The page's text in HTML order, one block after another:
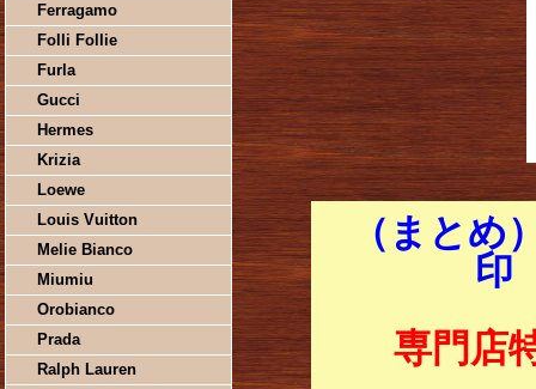
Ferragamo
Folli Follie
Furla
Gucci
Hermes
Krizia
Loewe
Louis Vuitton
Melie Bianco
Miumiu
Orobianco
Prada
Ralph Lauren
（まとめ
印
専門店